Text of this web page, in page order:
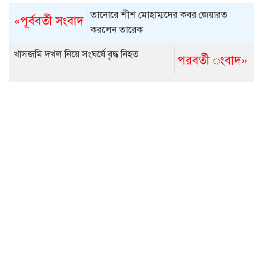
«পূর্ববর্তী সংবাদ তানোরে শীশ মোহাম্মদের কবর জেয়ারত
করলেন তারেক
পরবর্তী ংবাদ»
খাসজমি দখল নিয়ে সংঘর্ষে বৃদ্ধ নিহত